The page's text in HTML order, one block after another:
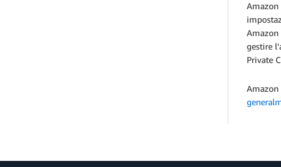
Amazon
Amazon
gestire
Private
Amazon